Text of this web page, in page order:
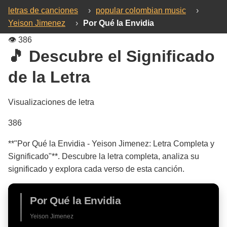
letras de canciones › popular colombian music
›
Yeison Jimenez
›
Por Qué la Envidia
👁️ 386
🎵 Descubre el Significado
de la Letra
Visualizaciones de letra
386
**"Por Qué la Envidia - Yeison Jimenez: Letra Completa y
Significado"**. Descubre la letra completa, analiza su
significado y explora cada verso de esta canción.
Por Qué la Envidia
Yeison Jimenez